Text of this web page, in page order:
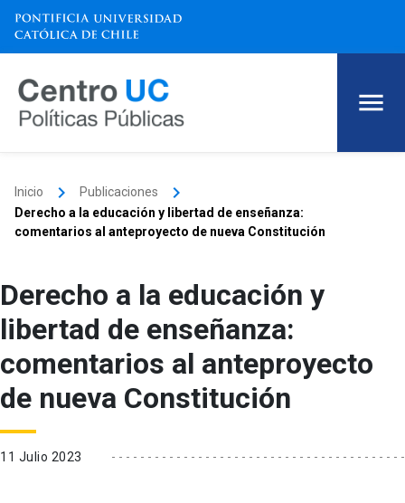
Inicio keyboard_arrow_right Publicaciones keyboard_arrow_right
Derecho a la educación y libertad de enseñanza:
comentarios al anteproyecto de nueva Constitución
Derecho a la educación y
libertad de enseñanza:
comentarios al anteproyecto
de nueva Constitución
11 Julio 2023